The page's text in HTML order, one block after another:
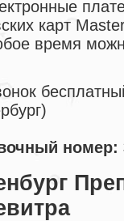
карт
время
номер: